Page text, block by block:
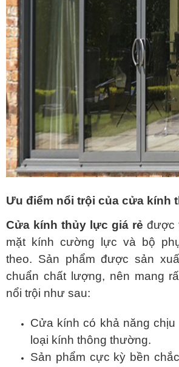
Ưu điểm nổi trội của cửa kính
Cửa kính thủy lực giá rẻ được
mặt kính cường lực và bộ
theo. Sản phẩm được sản
chuẩn chất lượng, nên mang
nổi trội như sau:
Cửa kính có khả năng
loại kính thông thường.
Sản phẩm cực kỳ bền